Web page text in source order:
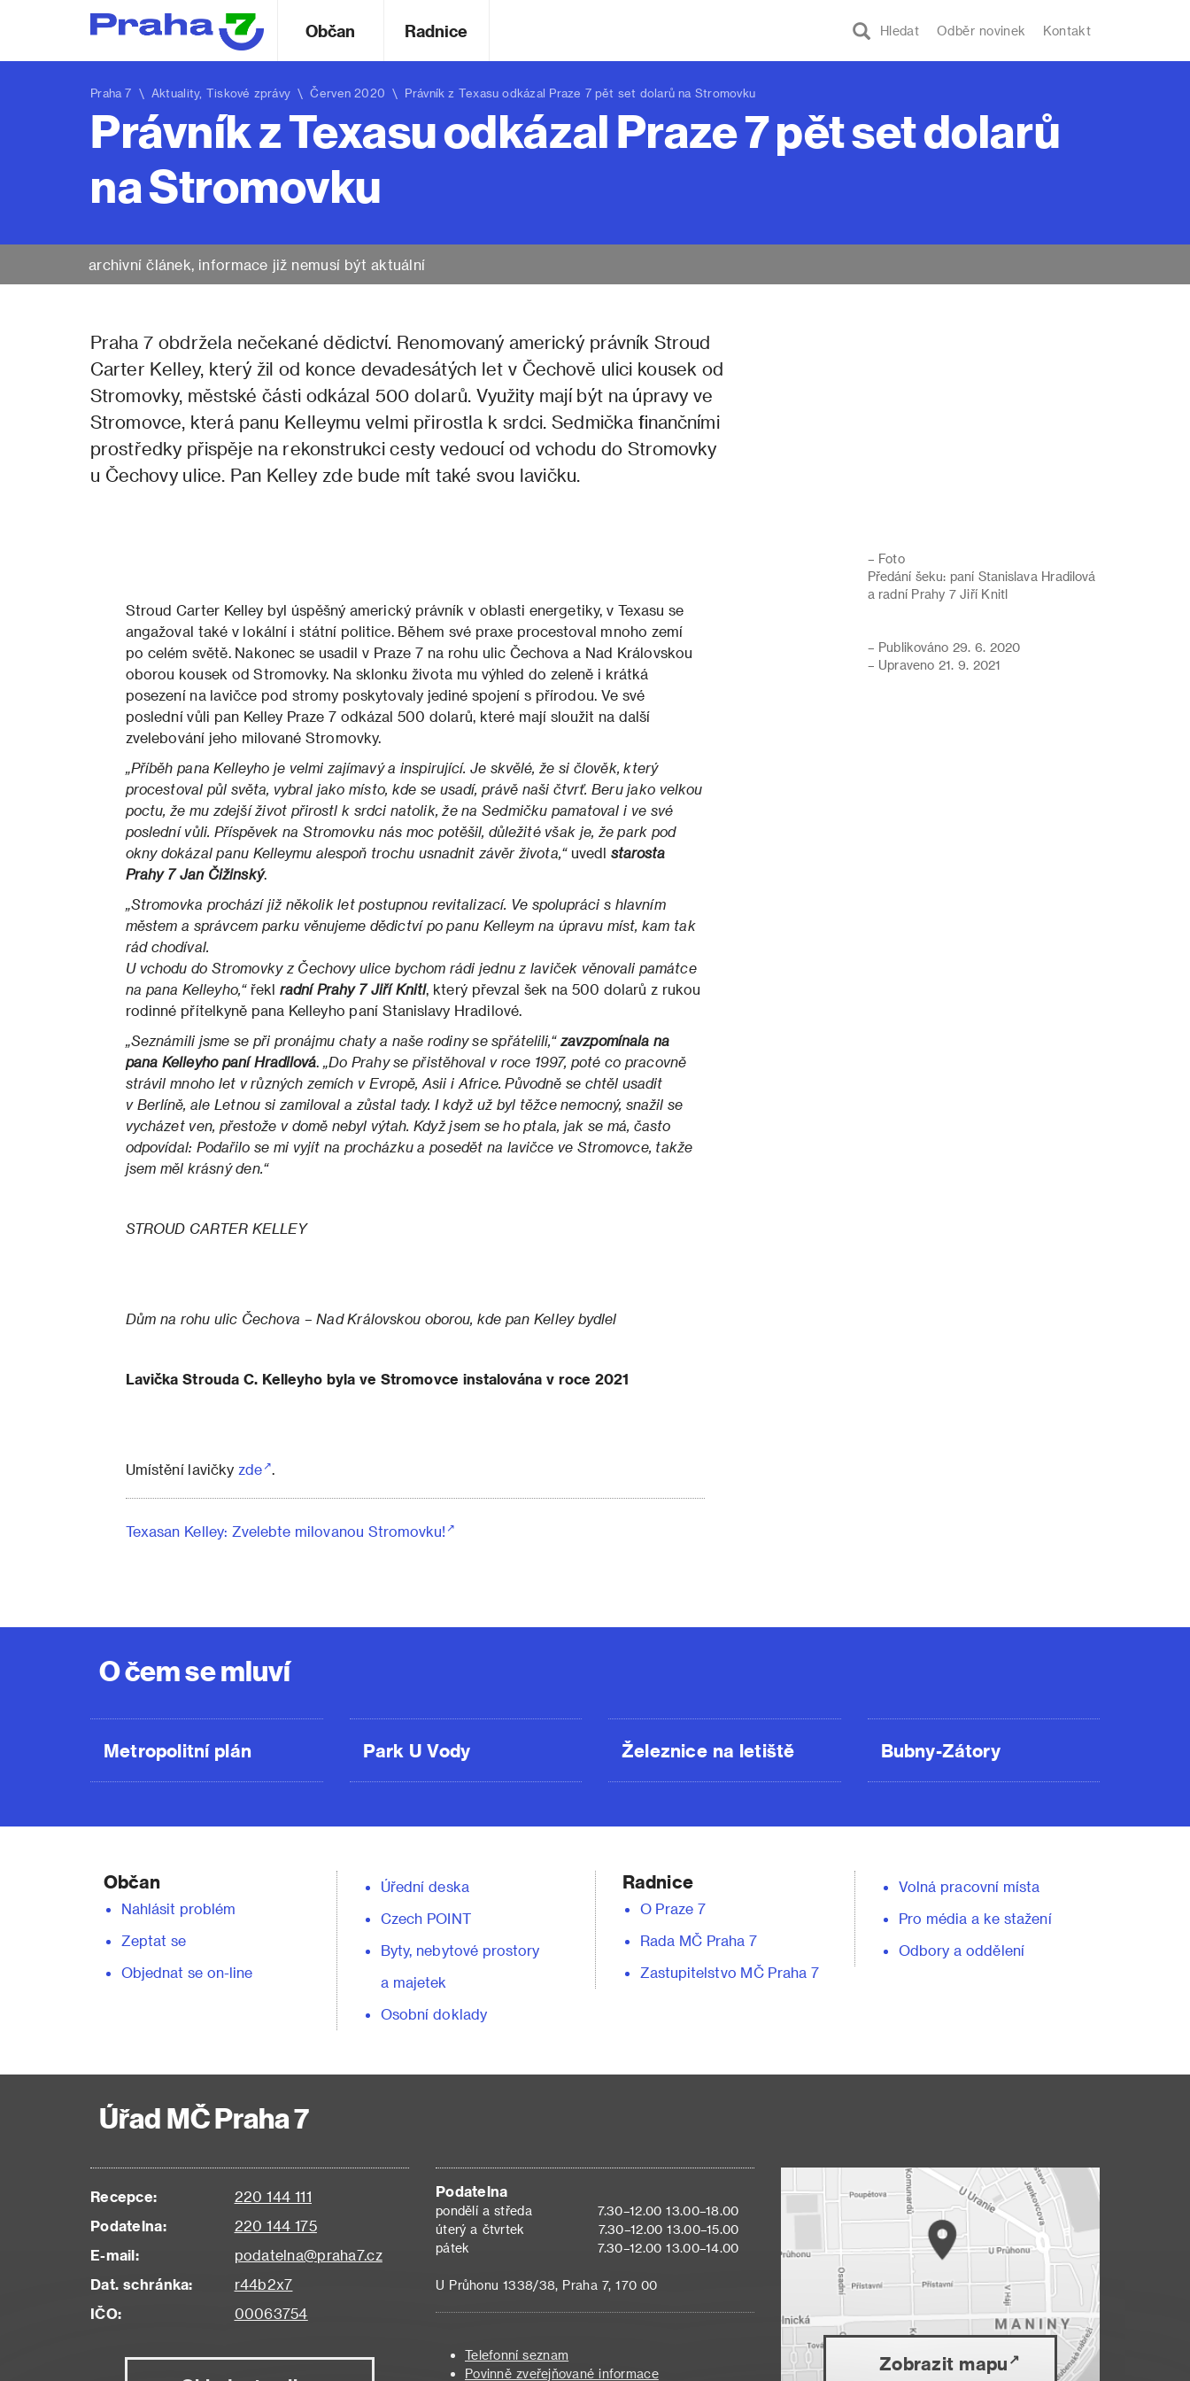
Hledat Odběr novinek Kontakt
Občan Radnice
Praha 7 \ Aktuality, Tiskové zprávy \ Červen 2020 \ Právník z Texasu odkázal Praze 7 pět set dolarů na Stromovku
Právník z Texasu odkázal Praze 7 pět set dolarů
na Stromovku
archivní článek, informace již nemusí být aktuální
Praha 7 obdržela nečekané dědictví. Renomovaný americký právník Stroud
Carter Kelley, který žil od konce devadesátých let v Čechově ulici kousek od
Stromovky, městské části odkázal 500 dolarů. Využity mají být na úpravy ve
Stromovce, která panu Kelleymu velmi přirostla k srdci. Sedmička finančními
prostředky přispěje na rekonstrukci cesty vedoucí od vchodu do Stromovky
u Čechovy ulice. Pan Kelley zde bude mít také svou lavičku.
Stroud Carter Kelley byl úspěšný americký právník v oblasti energetiky, v Texasu se
angažoval také v lokální i státní politice. Během své praxe procestoval mnoho zemí
po celém světě. Nakonec se usadil v Praze 7 na rohu ulic Čechova a Nad Královskou
oborou kousek od Stromovky. Na sklonku života mu výhled do zeleně i krátká
posezení na lavičce pod stromy poskytovaly jediné spojení s přírodou. Ve své
poslední vůli pan Kelley Praze 7 odkázal 500 dolarů, které mají sloužit na další
zvelebování jeho milované Stromovky.
„Příběh pana Kelleyho je velmi zajímavý a inspirující. Je skvělé, že si člověk, který
procestoval půl světa, vybral jako místo, kde se usadí, právě naši čtvrť. Beru jako velkou
poctu, že mu zdejší život přirostl k srdci natolik, že na Sedmičku pamatoval i ve své
poslední vůli. Příspěvek na Stromovku nás moc potěšil, důležité však je, že park pod
okny dokázal panu Kelleymu alespoň trochu usnadnit závěr života,“uvedl starosta
Prahy 7 Jan Čižinský.
„Stromovka prochází již několik let postupnou revitalizací. Ve spolupráci s hlavním
městem a správcem parku věnujeme dědictví po panu Kelleym na úpravu míst, kam tak
rád chodíval.
U vchodu do Stromovky z Čechovy ulice bychom rádi jednu z laviček věnovali památce
na pana Kelleyho,“řekl radní Prahy 7 Jiří Knitl, který převzal šek na 500 dolarů z rukou
rodinné přítelkyně pana Kelleyho paní Stanislavy Hradilové.
„Seznámili jsme se při pronájmu chaty a naše rodiny se spřátelili,“zavzpomínala na
pana Kelleyho paní Hradilová.„Do Prahy se přistěhoval v roce 1997, poté co pracovně
strávil mnoho let v různých zemích v Evropě, Asii i Africe. Původně se chtěl usadit
v Berlíně, ale Letnou si zamiloval a zůstal tady. I když už byl těžce nemocný, snažil se
vycházet ven, přestože v domě nebyl výtah. Když jsem se ho ptala, jak se má, často
odpovídal: Podařilo se mi vyjít na procházku a posedět na lavičce ve Stromovce, takže
jsem měl krásný den.“
STROUD CARTER KELLEY
Dům na rohu ulic Čechova – Nad Královskou oborou, kde pan Kelley bydlel
Lavička Strouda C. Kelleyho byla ve Stromovce instalována v roce 2021
Umístění lavičky zde .
Texasan Kelley: Zvelebte milovanou Stromovku!
– Foto
Předání šeku: paní Stanislava Hradilová
a radní Prahy 7 Jiří Knitl
– Publikováno 29. 6. 2020
– Upraveno 21. 9. 2021
O čem se mluví
Metropolitní plán Park U Vody Železnice na letiště Bubny-Zátory
Občan
Nahlásit problém
Zeptat se
Objednat se on-line
Úřední deska
Czech POINT
Byty, nebytové prostory
a majetek
Osobní doklady
Radnice
O Praze 7
Rada MČ Praha 7
Zastupitelstvo MČ Praha 7
Volná pracovní místa
Pro média a ke stažení
Odbory a oddělení
Úřad MČ Praha 7
Recepce:
220 144 111
Podatelna:
220 144 175
E-mail:
podatelna@praha7.cz
Dat. schránka:
r44b2x7
IČO:
00063754
Podatelna
pondělí a středa
7.30–12.00 13.00–18.00
úterý a čtvrtek
7.30–12.00 13.00–15.00
pátek
7.30–12.00 13.00–14.00
U Průhonu 1338/38, Praha 7, 170 00
Telefonní seznam
Povinně zveřejňované informace
Zobrazit mapu